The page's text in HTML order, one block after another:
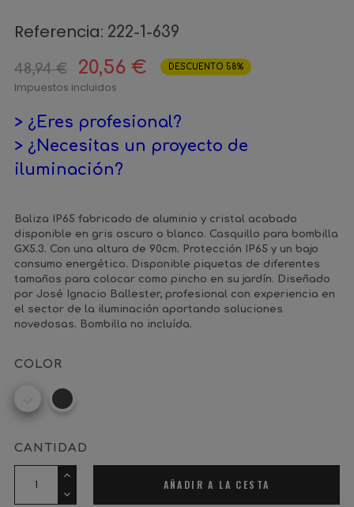
Referencia: 222-1-639
48,94 € 20,56 € DESCUENTO 58%
Impuestos incluidos
> ¿Eres profesional?
> ¿Necesitas un proyecto de
iluminación?
Baliza IP65 fabricado de aluminio y cristal acabado
disponible en gris oscuro o blanco. Casquillo para bombilla
GX5.3. Con una altura de 90cm. Protección IP65 y un bajo
consumo energético. Disponible piquetas de diferentes
tamaños para colocar como pincho en su jardín. Diseñado
por José Ignacio Ballester, profesional con experiencia en
el sector de la iluminación aportando soluciones
novedosas. Bombilla no incluída.
COLOR
BlancoGris
marengo
CANTIDAD
AÑADIR A LA CESTA